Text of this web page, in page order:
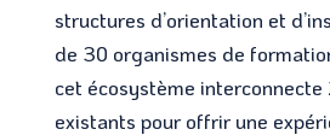
structures d’orientation et
de 30 organismes de
cet écosystème interconnecte
existants pour offrir une